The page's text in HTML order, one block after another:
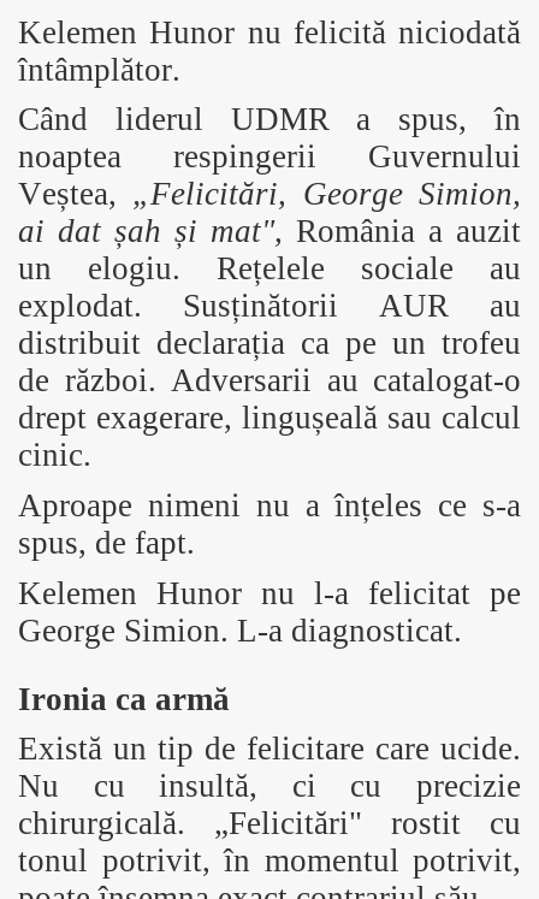
Kelemen Hunor nu felicită niciodată
întâmplător.
Când liderul UDMR a spus, în
noaptea respingerii Guvernului
Veștea, „Felicitări, George Simion,
ai dat șah și mat", România a auzit
un elogiu. Rețelele sociale au
explodat. Susținătorii AUR au
distribuit declarația ca pe un trofeu
de război. Adversarii au catalogat-o
drept exagerare, lingușeală sau calcul
cinic.
Aproape nimeni nu a înțeles ce s-a
spus, de fapt.
Kelemen Hunor nu l-a felicitat pe
George Simion. L-a diagnosticat.
Ironia ca armă
Există un tip de felicitare care ucide.
Nu cu insultă, ci cu precizie
chirurgicală. „Felicitări" rostit cu
tonul potrivit, în momentul potrivit,